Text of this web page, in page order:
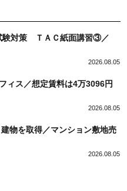
験対策 ＴＡＣ紙面講習③／
2026.08.05
ィス／想定賃料は4万3096円
2026.08.05
物を取得／マンション敷地売
2026.08.05